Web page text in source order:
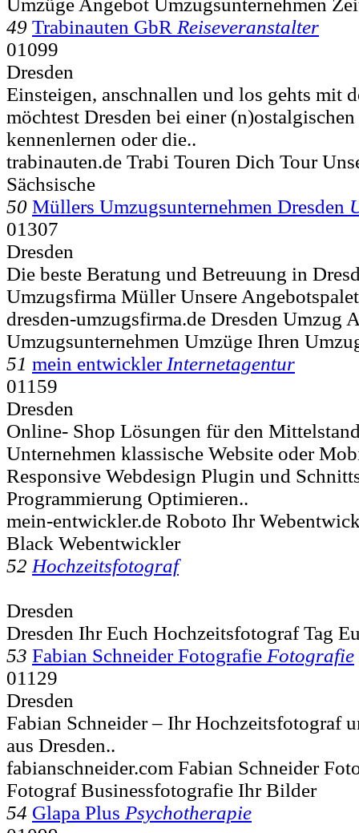
49 Trabinauten GbR Reiseveranstalter
01099
Dresden
Einsteigen, anschnallen und los gehts mit
möchtest Dresden bei einer
kennenlernen oder die..
trabinauten.de Trabi Touren Dich Tour
Sächsische
50 Müllers Umzugsunternehmen Dresden
01307
Dresden
Die beste Beratung und Betreuung in
Umzugsfirma Müller Unsere
dresden-umzugsfirma.de Dresden Umzug
Umzugsunternehmen Umzüge Ihren
51 mein entwickler Internetagentur
01159
Dresden
Online- Shop Lösungen für den
Unternehmen klassische Website oder
Responsive Webdesign Plugin und
Programmierung Optimieren..
mein-entwickler.de Roboto Ihr
Black Webentwickler
52 Hochzeitsfotograf
Dresden
Dresden Ihr Euch Hochzeitsfotograf Tag
53 Fabian Schneider Fotografie Fotografie
01129
Dresden
Fabian Schneider – Ihr Hochzeitsfotograf
aus Dresden..
fabianschneider.com Fabian Schneider
Fotograf Businessfotografie Ihr Bilder
54 Glapa Plus Psychotherapie